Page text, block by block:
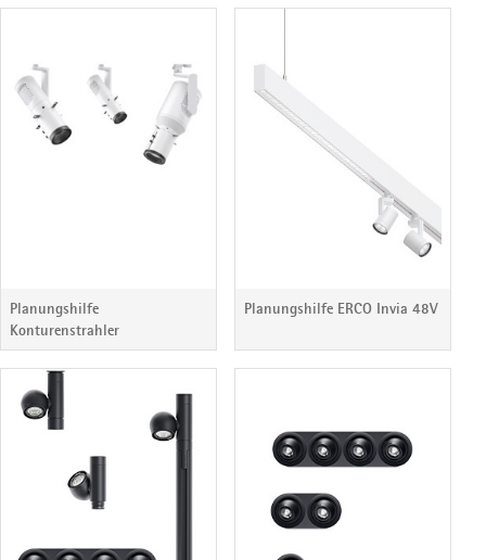
Planungshilfe
Konturenstrahler
Planungshilfe ERCO Invia 48V